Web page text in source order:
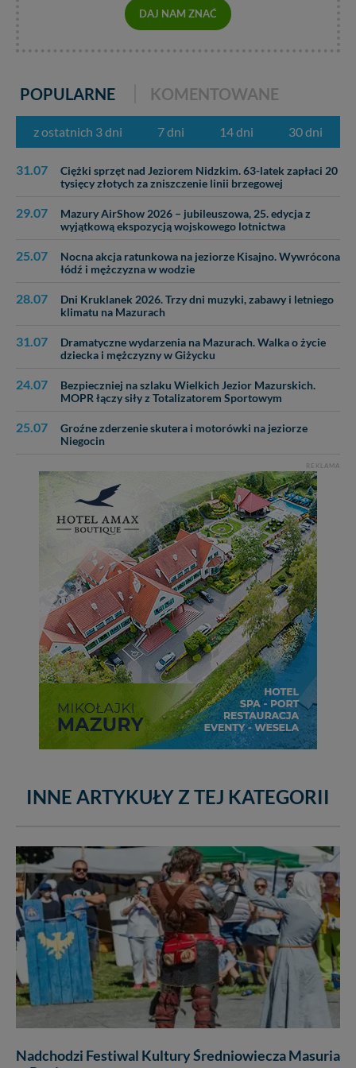
DAJ NAM ZNAĆ
POPULARNE KOMENTOWANE
z ostatnich 3 dni 7 dni 14 dni 30 dni
31.07
Ciężki sprzęt nad Jeziorem Nidzkim. 63-latek zapłaci 20
tysięcy złotych za zniszczenie linii brzegowej
29.07
Mazury AirShow 2026 – jubileuszowa, 25. edycja z
wyjątkową ekspozycją wojskowego lotnictwa
25.07
Nocna akcja ratunkowa na jeziorze Kisajno. Wywrócona
łódź i mężczyzna w wodzie
28.07
Dni Kruklanek 2026. Trzy dni muzyki, zabawy i letniego
klimatu na Mazurach
31.07
Dramatyczne wydarzenia na Mazurach. Walka o życie
dziecka i mężczyzny w Giżycku
24.07
Bezpieczniej na szlaku Wielkich Jezior Mazurskich.
MOPR łączy siły z Totalizatorem Sportowym
25.07
Groźne zderzenie skutera i motorówki na jeziorze
Niegocin
REKLAMA
INNE ARTYKUŁY Z TEJ KATEGORII
Nadchodzi Festiwal Kultury Średniowiecza Masuria
itp). Więcej informacji o zasadach i funkcjonalności
Regulaminie Serwisu.
Wiejska 17, 11-500 Giżycko. Możesz z nami
skontaktować się za pośrednictwem tej strony .
W każdej chwili możesz: zażądać dostępu do swoich
danych, zażądać ich poprawienia lub usunięcia,
zabronić ich przetwarzania. Pamiętaj jednak, że nie
zawsze jest możliwe techniczne zrealizowanie Twoich
cookies. Twoja przeglądarka umożliwia Ci skasowanie
tych plików - w pewnych przypadkach nie możemy tego
Dziękujemy, i życzmy miłego odkrywania Mazur na